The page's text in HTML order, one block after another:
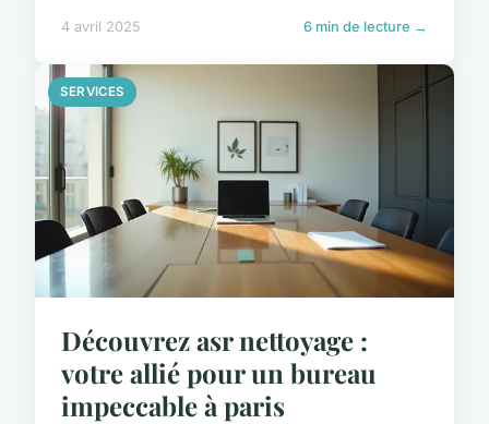
4 avril 2025 6 min de lecture →
SERVICES
Découvrez asr nettoyage :
votre allié pour un bureau
impeccable à paris